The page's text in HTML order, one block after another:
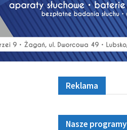
Reklama
Nasze programy